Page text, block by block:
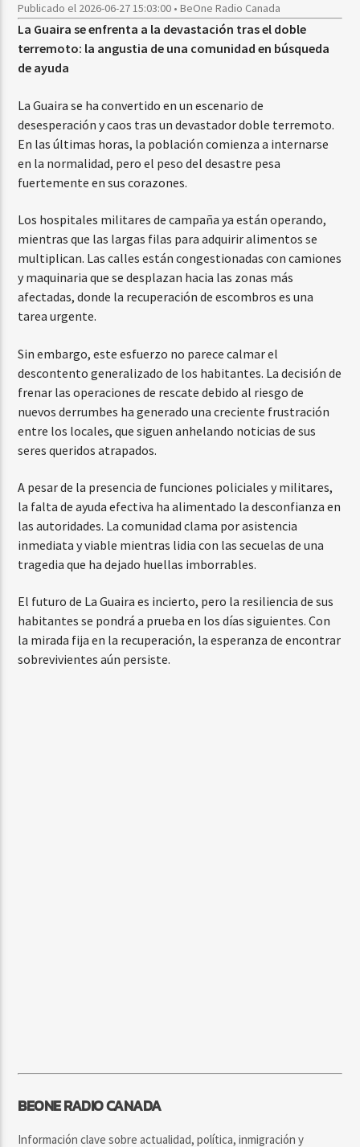
Publicado el 2026-06-27 15:03:00 • BeOne Radio Canada
La Guaira se enfrenta a la devastación tras el doble
terremoto: la angustia de una comunidad en búsqueda
de ayuda
La Guaira se ha convertido en un escenario de
desesperación y caos tras un devastador doble terremoto.
En las últimas horas, la población comienza a internarse
en la normalidad, pero el peso del desastre pesa
fuertemente en sus corazones.
Los hospitales militares de campaña ya están operando,
mientras que las largas filas para adquirir alimentos se
multiplican. Las calles están congestionadas con camiones
y maquinaria que se desplazan hacia las zonas más
afectadas, donde la recuperación de escombros es una
tarea urgente.
Sin embargo, este esfuerzo no parece calmar el
descontento generalizado de los habitantes. La decisión de
frenar las operaciones de rescate debido al riesgo de
nuevos derrumbes ha generado una creciente frustración
entre los locales, que siguen anhelando noticias de sus
seres queridos atrapados.
A pesar de la presencia de funciones policiales y militares,
la falta de ayuda efectiva ha alimentado la desconfianza en
las autoridades. La comunidad clama por asistencia
inmediata y viable mientras lidia con las secuelas de una
tragedia que ha dejado huellas imborrables.
El futuro de La Guaira es incierto, pero la resiliencia de sus
habitantes se pondrá a prueba en los días siguientes. Con
la mirada fija en la recuperación, la esperanza de encontrar
sobrevivientes aún persiste.
BEONE RADIO CANADA
Información clave sobre actualidad, política, inmigración y